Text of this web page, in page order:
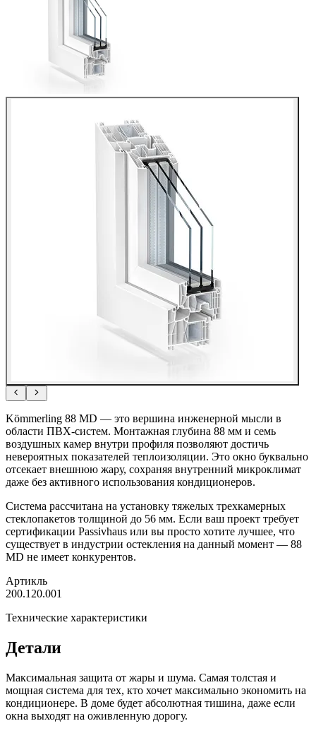
Kömmerling 88 MD — это вершина инженерной мысли в
области ПВХ-систем. Монтажная глубина 88 мм и семь
воздушных камер внутри профиля позволяют достичь
невероятных показателей теплоизоляции. Это окно буквально
отсекает внешнюю жару, сохраняя внутренний микроклимат
даже без активного использования кондиционеров.
Система рассчитана на установку тяжелых трехкамерных
стеклопакетов толщиной до 56 мм. Если ваш проект требует
сертификации Passivhaus или вы просто хотите лучшее, что
существует в индустрии остекления на данный момент — 88
MD не имеет конкурентов.
Артикль
200.120.001
Технические характеристики
Детали
Максимальная защита от жары и шума. Самая толстая и
мощная система для тех, кто хочет максимально экономить на
кондиционере. В доме будет абсолютная тишина, даже если
окна выходят на оживленную дорогу.